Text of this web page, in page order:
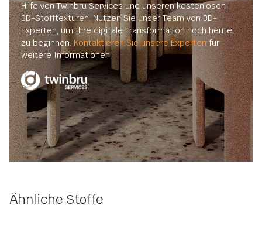
Hilfe von Twinbru Services und unseren kostenlosen
3D-Stofftexturen. Nutzen Sie unser Team von 3D-
Experten, um Ihre digitale Transformation noch heute
zu beginnen.Kontaktieren Sie unsere Expertenfür
weitere Informationen.
Ähnliche Stoffe